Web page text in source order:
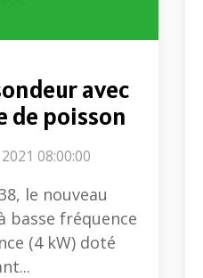
avec
de poisson
08:00:00
le nouveau
basse fréquence
(4 kW) doté